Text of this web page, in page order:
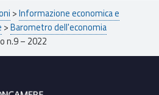
>Informazione economica e
>Barometro dell'economia
n.9 – 2022